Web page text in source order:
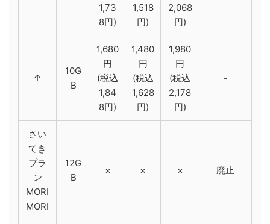
1,73
8円)
1,518
円)
2,068
円)
↑
10G
B
1,680
円
(税込
1,84
8円)
1,480
円
(税込
1,628
円)
1,980
円
(税込
2,178
円)
-
さい
てき
プラ
ン
MORI
MORI
12G
B
× × × 廃止